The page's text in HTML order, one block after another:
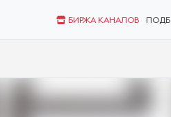
БИРЖА КАНАЛОВ